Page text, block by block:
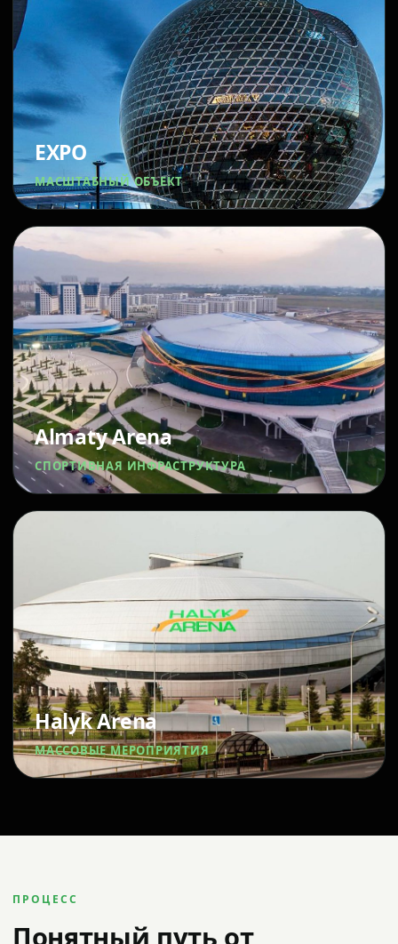
EXPO
МАСШТАБНЫЙ ОБЪЕКТ
Almaty Arena
СПОРТИВНАЯ ИНФРАСТРУКТУРА
Halyk Arena
МАССОВЫЕ МЕРОПРИЯТИЯ
ПРОЦЕСС
Понятный путь от